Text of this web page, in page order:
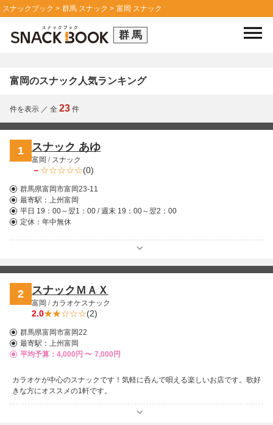
スナックブック 群馬 スナック 富岡 スナック
群馬
富岡のスナック人気ランキング
件を表示 ／ 全 23 件
1 スナック あゆ
富岡 / スナック
－ (0)
群馬県富岡市富岡23-11
最寄駅： 上州富岡
平日 19：00～翌1：00 / 週末 19：00～翌2：00
定休：年中無休
2 スナックＭＡＸ
富岡 / カラオケスナック
2.0 (2)
群馬県富岡市富岡22
最寄駅： 上州富岡
平均予算：4,000円 〜 7,000円
カラオケが中心のスナックです！気軽に呑んで唄える楽しいお店です。歌好
きな方にオススメの1軒です。